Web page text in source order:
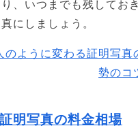
、いつまでも残してお
にしましょう。
のように変わる証明写真
勢のコ
明写真の料金相場